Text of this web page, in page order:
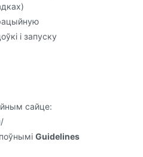
і запуску
сайце:
Guidelines